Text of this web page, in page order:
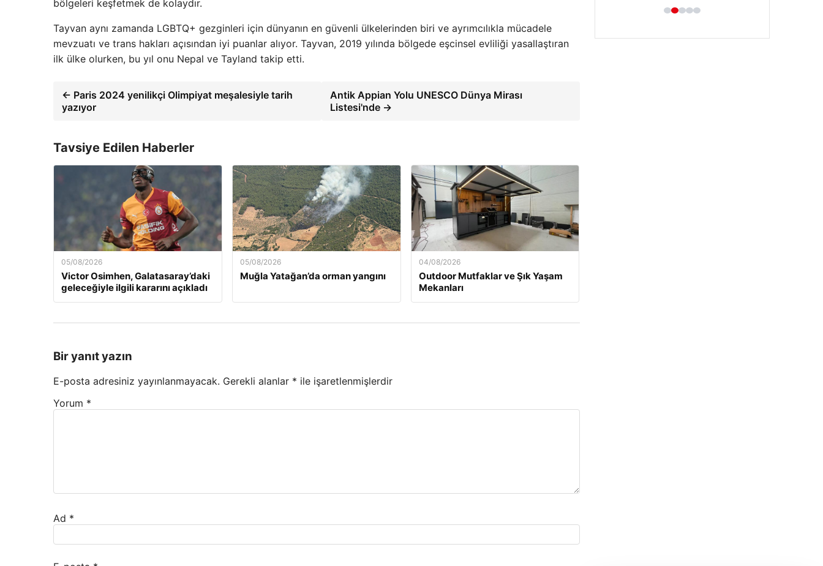
bölgeleri keşfetmek de kolaydır.
Tayvan aynı zamanda LGBTQ+ gezginleri için dünyanın en güvenli ülkelerinden biri ve ayrımcılıkla mücadele
mevzuatı ve trans hakları açısından iyi puanlar alıyor. Tayvan, 2019 yılında bölgede eşcinsel evliliği yasallaştıran
ilk ülke olurken, bu yıl onu Nepal ve Tayland takip etti.
← Paris 2024 yenilikçi Olimpiyat meşalesiyle tarih
yazıyor
Antik Appian Yolu UNESCO Dünya Mirası
Listesi'nde →
Tavsiye Edilen Haberler
05/08/2026
Victor Osimhen, Galatasaray’daki
geleceğiyle ilgili kararını açıkladı
05/08/2026
Muğla Yatağan’da orman yangını
04/08/2026
Outdoor Mutfaklar ve Şık Yaşam
Mekanları
Bir yanıt yazın
E-posta adresiniz yayınlanmayacak. Gerekli alanlar * ile işaretlenmişlerdir
Yorum *
Ad *